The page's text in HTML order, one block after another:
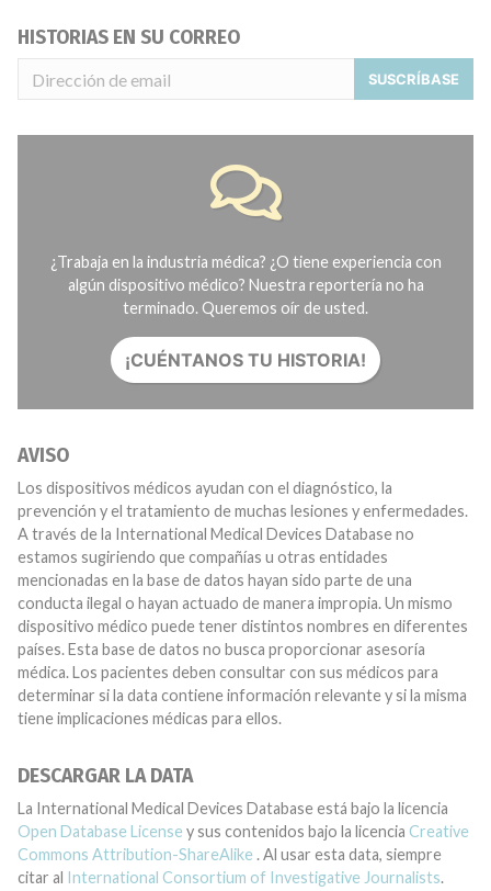
HISTORIAS EN SU CORREO
SUSCRÍBASE
¿Trabaja en la industria médica? ¿O tiene experiencia con
algún dispositivo médico? Nuestra reportería no ha
terminado. Queremos oír de usted.
¡CUÉNTANOS TU HISTORIA!
AVISO
Los dispositivos médicos ayudan con el diagnóstico, la
prevención y el tratamiento de muchas lesiones y enfermedades.
A través de la International Medical Devices Database no
estamos sugiriendo que compañías u otras entidades
mencionadas en la base de datos hayan sido parte de una
conducta ilegal o hayan actuado de manera impropia. Un mismo
dispositivo médico puede tener distintos nombres en diferentes
países. Esta base de datos no busca proporcionar asesoría
médica. Los pacientes deben consultar con sus médicos para
determinar si la data contiene información relevante y si la misma
tiene implicaciones médicas para ellos.
DESCARGAR LA DATA
La International Medical Devices Database está bajo la licencia
Open Database License y sus contenidos bajo la licencia Creative
Commons Attribution-ShareAlike . Al usar esta data, siempre
citar al International Consortium of Investigative Journalists.